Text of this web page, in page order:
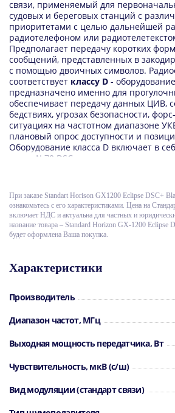
связи, применяемый для
судовых и береговых станций с
приоритетами с целью дальнейшей
радиотелефоном или
Предполагает передачу коротких
сообщений, представленных в
с помощью двоичных символов.
соответствует классу D -
предназначено именно для
обеспечивает передачу данных ЦИВ,
бедствиях, угрозах безопасности,
ситуациях на частотном диапазоне
плановый опрос доступности и
Оборудование класса D включает в
канал №70 DSC-приемника, поэтому вы
пропустите DSC вызова, на какой
GX-1200 Eclipse DSC+также получила
виде улучшенных для большей
чувствительности клавиш
водозащищённой погружаемой -
тангенте предусмотрены кнопки
выбора мощности - Hi / Low. Микрофон
поддержку функцииClear Voice Noise
голос и исключает попадание
Опционально подключаемый модуль
как функционал навигации, так и
безопасности вашего судна и
сообщить своё точное
подачи экстренного сигнала.
DSC+ Black:
частотный диапазон: 156.025-
При заказе Standart Horison GХ1200 Eclipse DSC+
ознакомьтесь с его характеристиками. Цена на
включает НДС и актуальна для частных и
название товара – Standard Horizon GX-1200 Eclipse
будет оформлена Ваша покупка.
Характеристики
Производитель
Диапазон частот, МГц
Выходная мощность передатчика, Вт
Чувствительность, мкВ (с/ш)
Вид модуляции (стандарт связи)